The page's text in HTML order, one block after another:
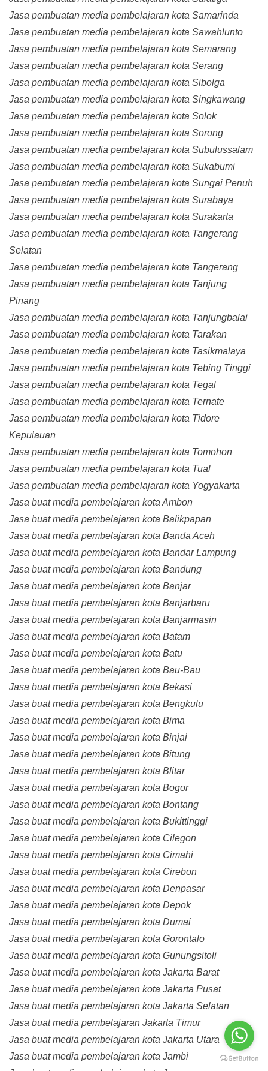
Jasa pembuatan media pembelajaran kota Samarinda
Jasa pembuatan media pembelajaran kota Sawahlunto
Jasa pembuatan media pembelajaran kota Semarang
Jasa pembuatan media pembelajaran kota Serang
Jasa pembuatan media pembelajaran kota Sibolga
Jasa pembuatan media pembelajaran kota Singkawang
Jasa pembuatan media pembelajaran kota Solok
Jasa pembuatan media pembelajaran kota Sorong
Jasa pembuatan media pembelajaran kota Subulussalam
Jasa pembuatan media pembelajaran kota Sukabumi
Jasa pembuatan media pembelajaran kota Sungai Penuh
Jasa pembuatan media pembelajaran kota Surabaya
Jasa pembuatan media pembelajaran kota Surakarta
Jasa pembuatan media pembelajaran kota Tangerang
Selatan
Jasa pembuatan media pembelajaran kota Tangerang
Jasa pembuatan media pembelajaran kota Tanjung
Pinang
Jasa pembuatan media pembelajaran kota Tanjungbalai
Jasa pembuatan media pembelajaran kota Tarakan
Jasa pembuatan media pembelajaran kota Tasikmalaya
Jasa pembuatan media pembelajaran kota Tebing Tinggi
Jasa pembuatan media pembelajaran kota Tegal
Jasa pembuatan media pembelajaran kota Ternate
Jasa pembuatan media pembelajaran kota Tidore
Kepulauan
Jasa pembuatan media pembelajaran kota Tomohon
Jasa pembuatan media pembelajaran kota Tual
Jasa pembuatan media pembelajaran kota Yogyakarta
Jasa buat media pembelajaran kota Ambon
Jasa buat media pembelajaran kota Balikpapan
Jasa buat media pembelajaran kota Banda Aceh
Jasa buat media pembelajaran kota Bandar Lampung
Jasa buat media pembelajaran kota Bandung
Jasa buat media pembelajaran kota Banjar
Jasa buat media pembelajaran kota Banjarbaru
Jasa buat media pembelajaran kota Banjarmasin
Jasa buat media pembelajaran kota Batam
Jasa buat media pembelajaran kota Batu
Jasa buat media pembelajaran kota Bau-Bau
Jasa buat media pembelajaran kota Bekasi
Jasa buat media pembelajaran kota Bengkulu
Jasa buat media pembelajaran kota Bima
Jasa buat media pembelajaran kota Binjai
Jasa buat media pembelajaran kota Bitung
Jasa buat media pembelajaran kota Blitar
Jasa buat media pembelajaran kota Bogor
Jasa buat media pembelajaran kota Bontang
Jasa buat media pembelajaran kota Bukittinggi
Jasa buat media pembelajaran kota Cilegon
Jasa buat media pembelajaran kota Cimahi
Jasa buat media pembelajaran kota Cirebon
Jasa buat media pembelajaran kota Denpasar
Jasa buat media pembelajaran kota Depok
Jasa buat media pembelajaran kota Dumai
Jasa buat media pembelajaran kota Gorontalo
Jasa buat media pembelajaran kota Gunungsitoli
Jasa buat media pembelajaran kota Jakarta Barat
Jasa buat media pembelajaran kota Jakarta Pusat
Jasa buat media pembelajaran kota Jakarta Selatan
Jasa buat media pembelajaran Jakarta Timur
Jasa buat media pembelajaran kota Jakarta Utara
Jasa buat media pembelajaran kota Jambi